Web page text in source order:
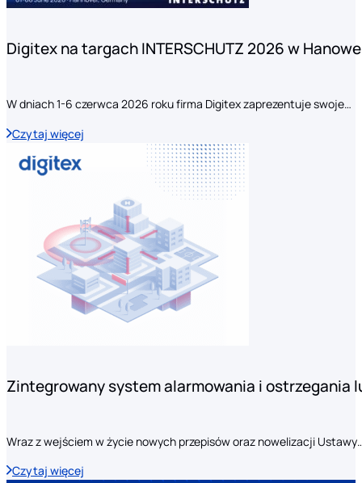
Digitex na targach INTERSCHUTZ 2026 w
W dniach 1-6 czerwca 2026 roku firma Digitex zaprezentuje swoje…
Czytaj więcej
Zintegrowany system alarmowania i ostrzegania
Wraz z wejściem w życie nowych przepisów oraz nowelizacji
Czytaj więcej